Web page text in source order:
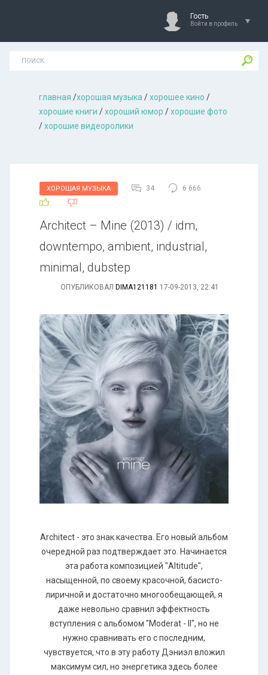
Гость
Войти в профиль
главная /хорошая музыкa /хорошее кино /
хорошие книги /хороший юмор /хорошие фото
/хорошие видеоролики
ХОРОШАЯ МУЗЫКА 34 6 666
Architect – Mine (2013) / idm,
downtempo, ambient, industrial,
minimal, dubstep
ОПУБЛИКОВАЛ DIMA121181 17-09-2013, 22:41
Architect - это знак качества. Его новый альбом
очередной раз подтверждает это. Начинается
эта работа композицией "Altitude",
насыщенной, по своему красочной, басисто-
лиричной и достаточно многообещающей, я
даже невольно сравнил эффектность
вступления с альбомом "Moderat - II", но не
нужно сравнивать его с последним,
чувствуется, что в эту работу Дэниэл вложил
максимум сил, но энергетика здесь более